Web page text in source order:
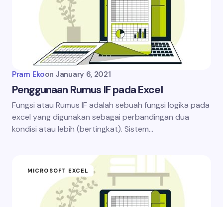
Pram Ekoon January 6, 2021
Penggunaan Rumus IF pada Excel
Fungsi atau Rumus IF adalah sebuah fungsi logika pada
excel yang digunakan sebagai perbandingan dua
kondisi atau lebih (bertingkat). Sistem…
MICROSOFT EXCEL